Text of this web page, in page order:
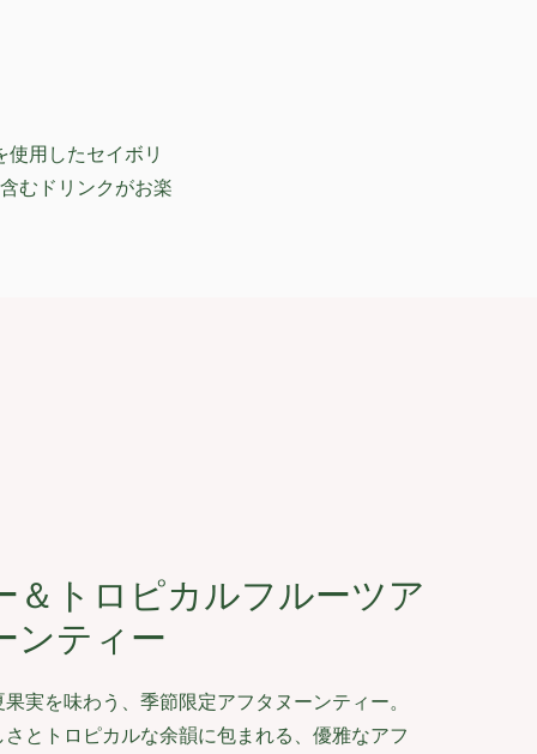
用したセイボリ
むドリンクがお楽
＆トロピカルフルーツア
ンティー
実を味わう、季節限定アフタヌーンティー。
とトロピカルな余韻に包まれる、優雅なアフ